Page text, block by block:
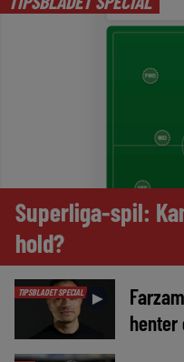
Superliga-spil:
hold?
TIPSBLADET SPECIAL ►
henter